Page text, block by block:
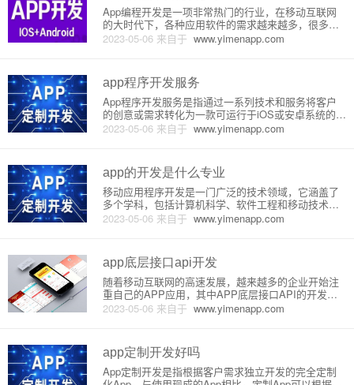
2023-05-06 来自于 www.yimenapp.com
App编程开发是一项非常热门的行业，在移动互联网
的大时代下，各种应用软件的需求越来越多，很多人
也希望能够开发属于自己的App软件。但是，App软件
的开发需要一定的技术和资源投入，接下来我们会详
本是最重
app程序开发服务
2023-05-06 来自于 www.yimenapp.com
App程序开发服务是指通过一系列技术和服务将客户
的创意或需求转化为一款可运行于iOS或安卓系统的应
用程序。这种服务涉及了从应用程序的策划、设计、
开发、测试到上线等各个阶段，需要一个具备丰富经
和功能性。以下是Ap
app的开发是什么专业
2023-05-06 来自于 www.yimenapp.com
移动应用程序开发是一门广泛的技术领域，它涵盖了
多个学科，包括计算机科学、软件工程和移动技术
等。移动应用程序开发是指创建可在移动设备上使用
的应用程序，这些移动设备包括智能手机、平板电脑
序开发的基本原理和步骤，帮助
app底层接口api开发
2023-05-06 来自于 www.yimenapp.com
随着移动互联网的高速发展，越来越多的企业开始注
重自己的APP应用，其中APP底层接口API的开发成
为各个企业开发应用的重要一环。本文将为大家详细
介绍APP底层接口API的概念、原理及开发流程。
用程序编
app定制开发好吗
App定制开发是指根据客户需求独立开发的完全定制